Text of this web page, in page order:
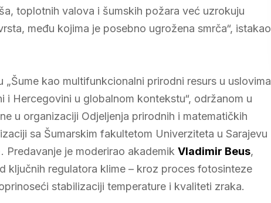
toplotnih valova i šumskih požara već uzrokuju
među kojima je posebno ugrožena smrča“, istakao
kao multifunkcionalni prirodni resurs u uslovima
i Hercegovini u globalnom kontekstu“, održanom u
u organizaciji Odjeljenja prirodnih i matematičkih
sa Šumarskim fakultetom Univerziteta u Sarajevu
Predavanje je moderirao akademik Vladimir Beus,
ključnih regulatora klime – kroz proces fotosinteze
stabilizaciji temperature i kvaliteti zraka.